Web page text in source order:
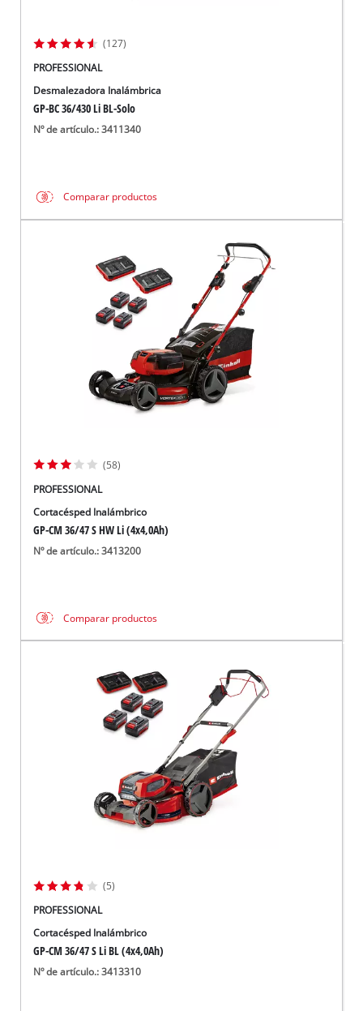
(127)
PROFESSIONAL
Desmalezadora Inalámbrica
GP-BC 36/430 Li BL-Solo
Nº de artículo.: 3411340
Comparar productos
(58)
PROFESSIONAL
Cortacésped Inalámbrico
GP-CM 36/47 S HW Li (4x4,0Ah)
Nº de artículo.: 3413200
Comparar productos
(5)
PROFESSIONAL
Cortacésped Inalámbrico
GP-CM 36/47 S Li BL (4x4,0Ah)
Nº de artículo.: 3413310